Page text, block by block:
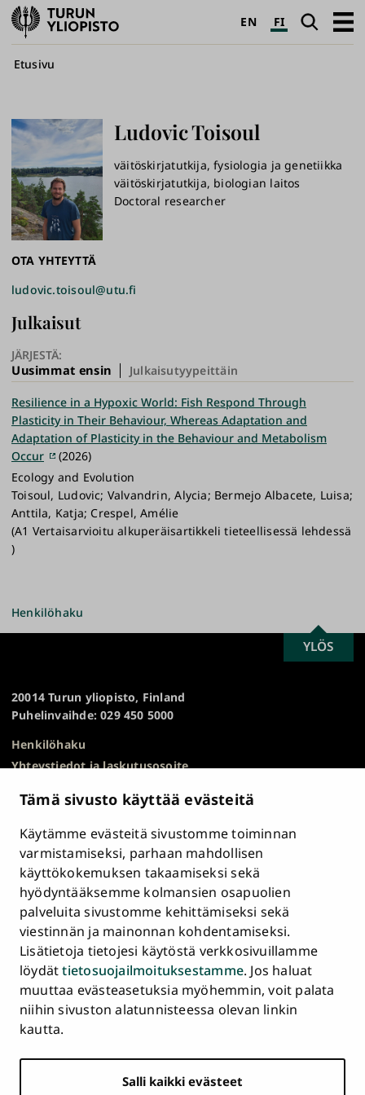
Tämä sivusto käyttää evästeitä
Käytämme evästeitä sivustomme toiminnan
varmistamiseksi, parhaan mahdollisen
käyttökokemuksen takaamiseksi sekä
hyödyntääksemme kolmansien osapuolien
palveluita sivustomme kehittämiseksi sekä
viestinnän ja mainonnan kohdentamiseksi.
Lisätietoja tietojesi käytöstä verkkosivuillamme
löydättietosuojailmoituksestamme. Jos haluat
muuttaa evästeasetuksia myöhemmin, voit palata
niihin sivuston alatunnisteessa olevan linkin
kautta.
Salli kaikki evästeet
Turun
yliopisto
EN FI Haku
Avaa
Murupolku
Etusivu
LudovicToisoul
väitöskirjatutkija, fysiologia ja genetiikka
väitöskirjatutkija, biologian laitos
Doctoral researcher
OTA YHTEYTTÄ
ludovic.toisoul@utu.fi
Julkaisut
JÄRJESTÄ:
Uusimmat ensin Julkaisutyypeittäin
Resilience in a Hypoxic World: Fish Respond Through
Plasticity in Their Behaviour, Whereas Adaptation and
Adaptation of Plasticity in the Behaviour and Metabolism
Occur
(2026)
Ecology and Evolution
Toisoul, Ludovic; Valvandrin, Alycia; Bermejo Albacete, Luisa;
Anttila, Katja; Crespel, Amélie
(A1 Vertaisarvioitu alkuperäisartikkeli tieteellisessä lehdessä
)
Henkilöhaku
20014 Turun yliopisto, Finland
Puhelinvaihde: 029 450 5000
Henkilöhaku
Yhteystiedot ja laskutusosoite
HR Excellence in Research
Tietosuojailmoitus
Asiakirjajulkisuuskuvaus ja tietopyynnöt
Väärinkäytösepäilyt
Saavutettavuusseloste
Palaute
Intranet ja sähköiset työkalut
Evästeasetukset
Päävalikko
alatunnisteessa
ETUSIVU
Turun
yliopisto
Turun
yliopisto
TurunTurunTurunTurun
SCROLL
TO
YLÖS